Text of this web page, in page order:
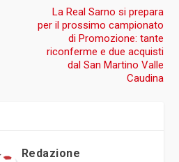
La Real Sarno si prepara
per il prossimo campionato
di Promozione: tante
riconferme e due acquisti
dal San Martino Valle
Caudina
Redazione